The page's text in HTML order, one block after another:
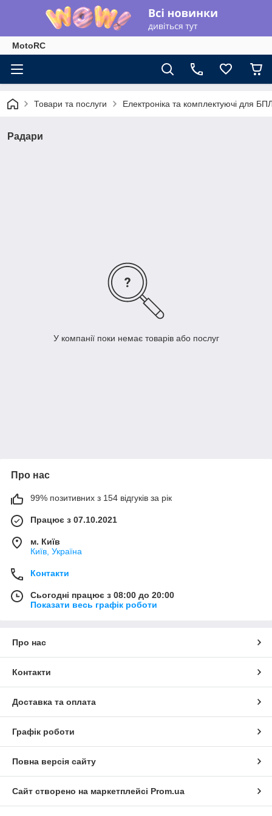
MotoRC
Товари та послуги Електроніка та комплектуючі для
Радари
У компанії поки немає товарів або послуг
Про нас
99% позитивних з 154 відгуків за рік
Працює з 07.10.2021
м. Київ
Київ, Україна
Контакти
Сьогодні працює з 08:00 до 20:00
Показати весь графік роботи
Про нас
Контакти
Доставка та оплата
Графік роботи
Повна версія сайту
Сайт створено на маркетплейсі Prom.ua